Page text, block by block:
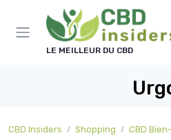
LE MEILLEUR DU CBD
CBD Insiders Shopping CBD
Panneau de gestion des cookies